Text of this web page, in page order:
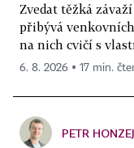
Zvedat těžká
přibývá
na nich cvičí s
6. 8. 2026 ▪ 17 min.
PETR